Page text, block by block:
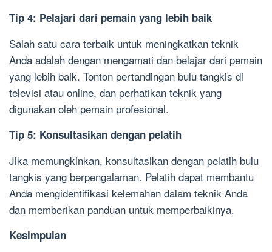
Tip 4: Pelajari dari pemain yang lebih baik
Salah satu cara terbaik untuk meningkatkan teknik
Anda adalah dengan mengamati dan belajar dari pemain
yang lebih baik. Tonton pertandingan bulu tangkis di
televisi atau online, dan perhatikan teknik yang
digunakan oleh pemain profesional.
Tip 5: Konsultasikan dengan pelatih
Jika memungkinkan, konsultasikan dengan pelatih bulu
tangkis yang berpengalaman. Pelatih dapat membantu
Anda mengidentifikasi kelemahan dalam teknik Anda
dan memberikan panduan untuk memperbaikinya.
Kesimpulan